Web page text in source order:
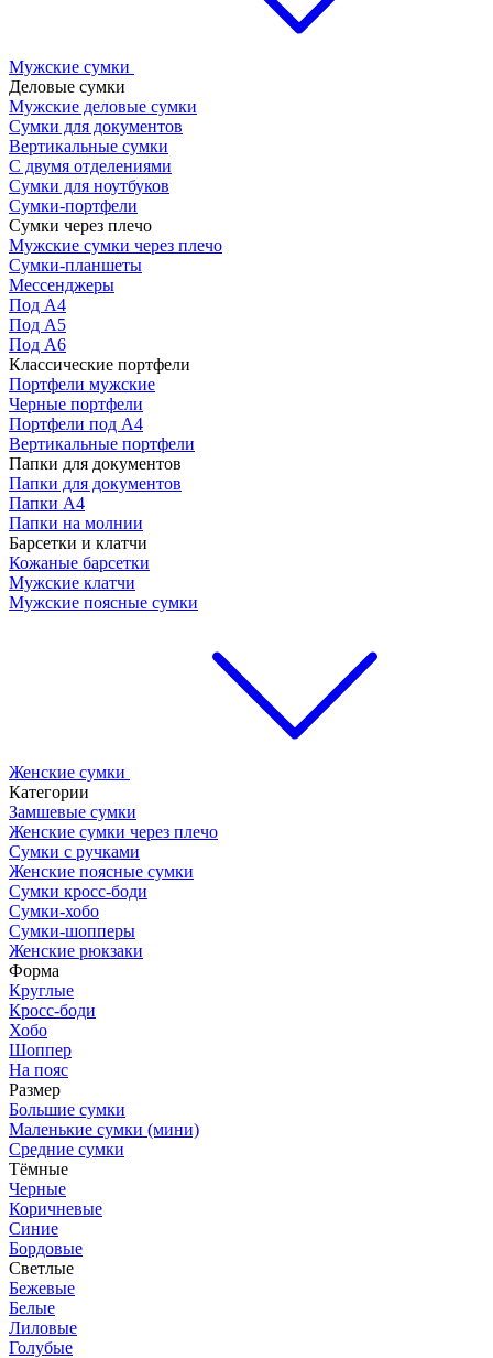
Мужские сумки
Деловые сумки
Мужские деловые сумки
Сумки для документов
Вертикальные сумки
С двумя отделениями
Сумки для ноутбуков
Сумки-портфели
Сумки через плечо
Мужские сумки через плечо
Сумки-планшеты
Мессенджеры
Под А4
Под А5
Под А6
Классические портфели
Портфели мужские
Черные портфели
Портфели под А4
Вертикальные портфели
Папки для документов
Папки для документов
Папки А4
Папки на молнии
Барсетки и клатчи
Кожаные барсетки
Мужские клатчи
Мужские поясные сумки
Женские сумки
Категории
Замшевые сумки
Женские сумки через плечо
Сумки с ручками
Женские поясные сумки
Сумки кросс-боди
Сумки-хобо
Сумки-шопперы
Женские рюкзаки
Форма
Круглые
Кросс-боди
Хобо
Шоппер
На пояс
Размер
Большие сумки
Маленькие сумки (мини)
Средние сумки
Тёмные
Черные
Коричневые
Синие
Бордовые
Светлые
Бежевые
Белые
Лиловые
Голубые